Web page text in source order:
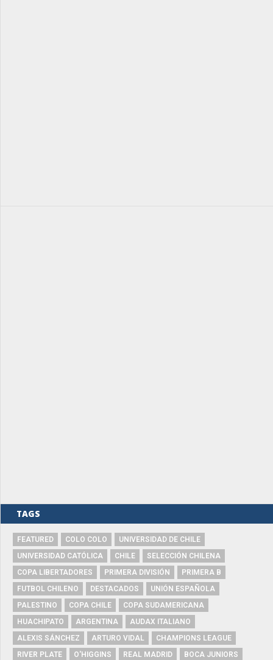
TAGS
FEATURED COLO COLO
UNIVERSIDAD DE CHILE
UNIVERSIDAD CATÓLICA
CHILE
SELECCIÓN CHILENA
COPA LIBERTADORES
PRIMERA DIVISIÓN
PRIMERA B
FUTBOL CHILENO
DESTACADOS
UNIÓN ESPAÑOLA
PALESTINO
COPA CHILE
COPA SUDAMERICANA
HUACHIPATO
ARGENTINA
AUDAX ITALIANO
ALEXIS SÁNCHEZ
ARTURO VIDAL
CHAMPIONS LEAGUE
RIVER PLATE
O'HIGGINS REAL MADRID
BOCA JUNIORS